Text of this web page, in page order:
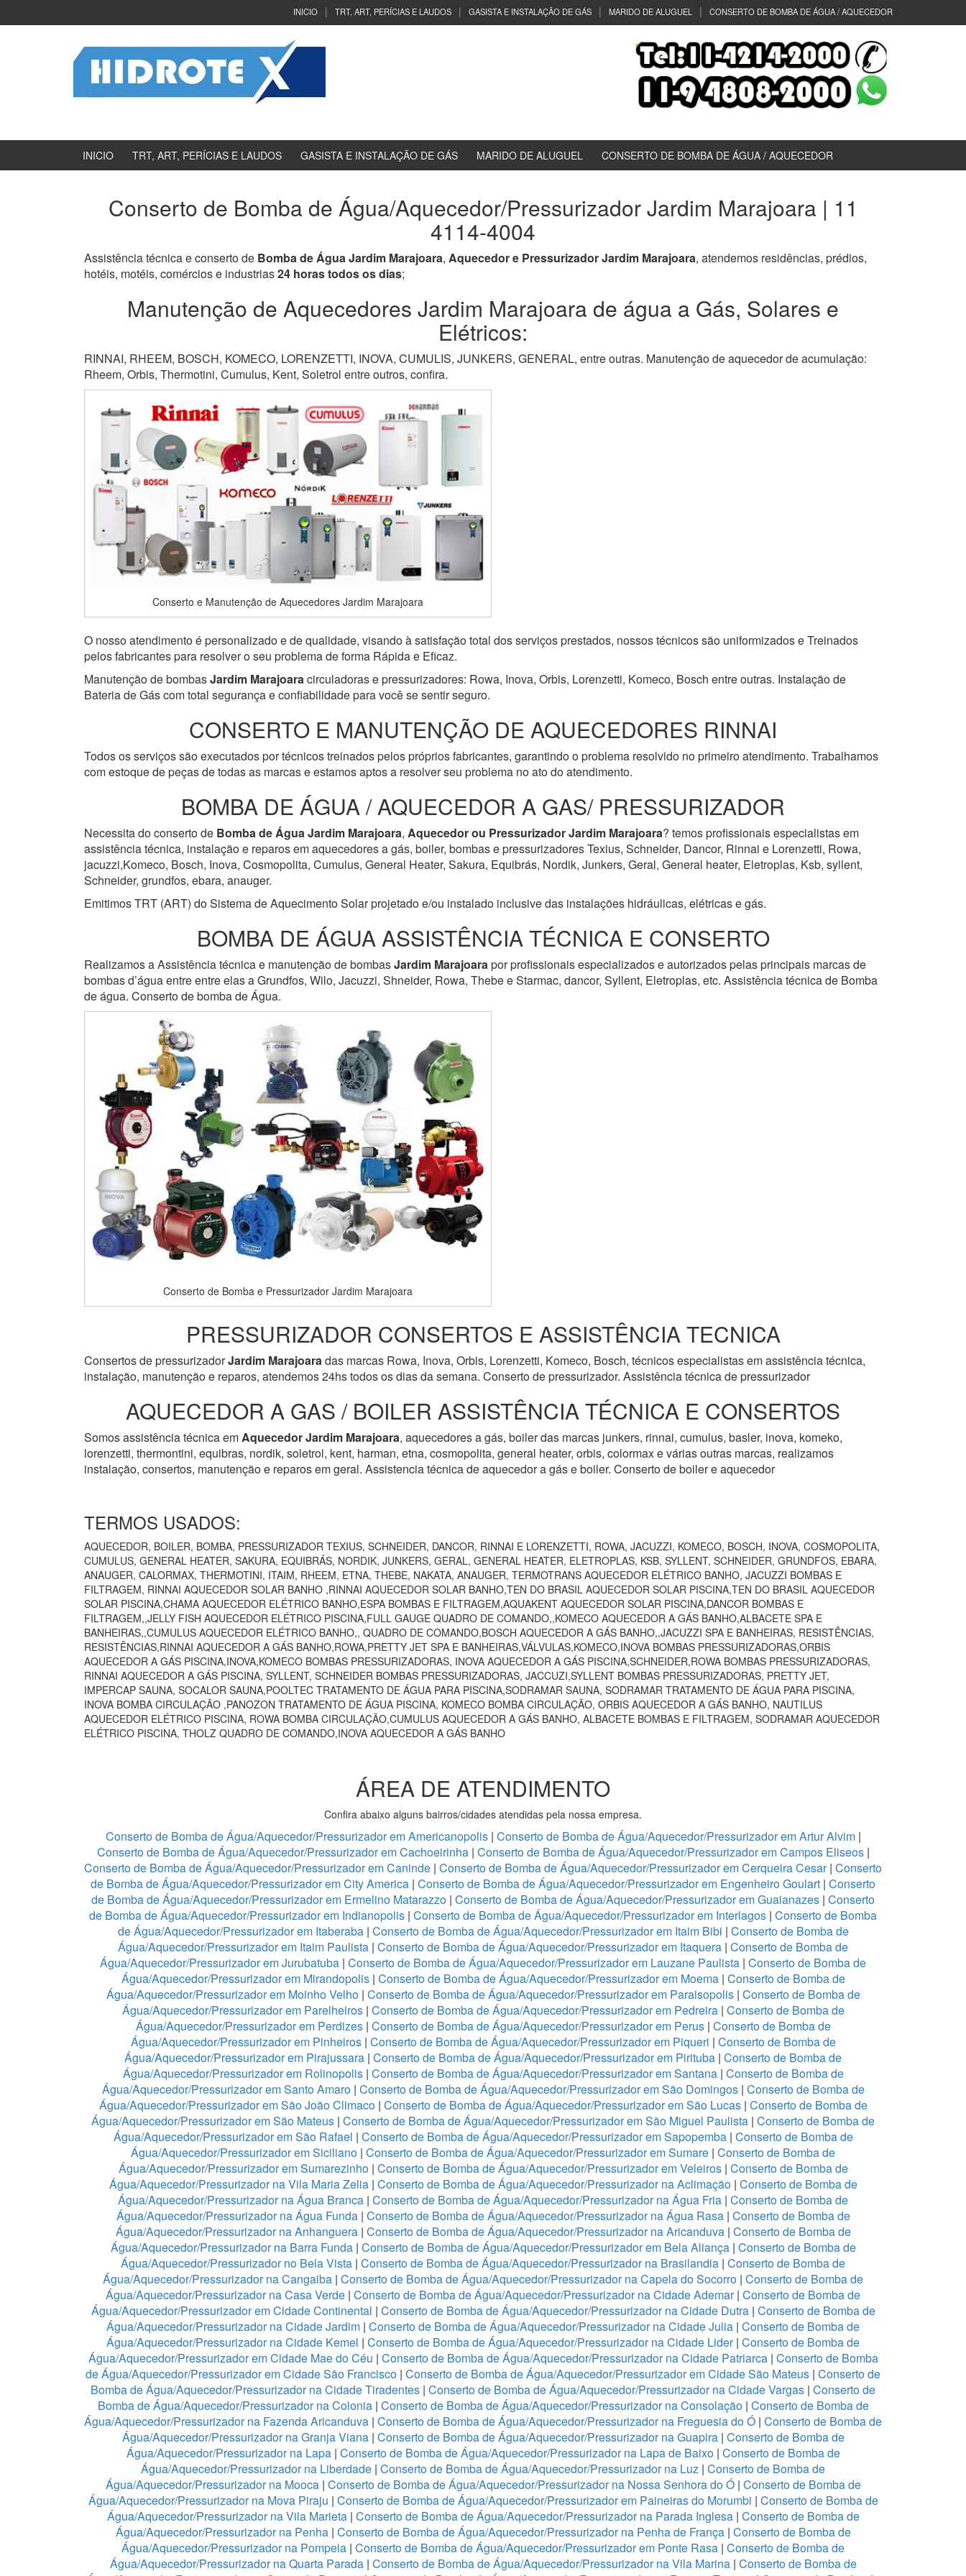
INICIO TRT, ART, PERÍCIAS E LAUDOS GASISTA E INSTALAÇÃO DE GÁS MARIDO DE ALUGUEL CONSERTO DE BOMBA DE ÁGUA / AQUECEDOR
INICIO TRT, ART, PERÍCIAS E LAUDOS GASISTA E INSTALAÇÃO DE GÁS MARIDO DE ALUGUEL CONSERTO DE BOMBA DE ÁGUA / AQUECEDOR
Conserto de Bomba de Água/Aquecedor/Pressurizador Jardim Marajoara | 11
4114-4004
Assistência técnica e conserto de Bomba de Água Jardim Marajoara, Aquecedor e Pressurizador Jardim Marajoara, atendemos residências, prédios,
hotéis, motéis, comércios e industrias24 horas todos os dias;
Manutenção de Aquecedores Jardim Marajoara de água a Gás, Solares e
Elétricos:
RINNAI, RHEEM, BOSCH, KOMECO, LORENZETTI, INOVA, CUMULIS, JUNKERS, GENERAL, entre outras. Manutenção de aquecedor de acumulação:
Rheem, Orbis, Thermotini, Cumulus, Kent, Soletrol entre outros, confira.
Conserto e Manutenção de Aquecedores Jardim Marajoara
O nosso atendimento é personalizado e de qualidade, visando à satisfação total dos serviços prestados, nossos técnicos são uniformizados e Treinados
pelos fabricantes para resolver o seu problema de forma Rápida e Eficaz.
Manutenção de bombasJardim Marajoaracirculadoras e pressurizadores: Rowa, Inova, Orbis, Lorenzetti, Komeco, Bosch entre outras. Instalação de
Bateria de Gás com total segurança e confiabilidade para você se sentir seguro.
CONSERTO E MANUTENÇÃO DE AQUECEDORES RINNAI
Todos os serviços são executados por técnicos treinados pelos próprios fabricantes, garantindo o problema resolvido no primeiro atendimento. Trabalhamos
com estoque de peças de todas as marcas e estamos aptos a resolver seu problema no ato do atendimento.
BOMBA DE ÁGUA / AQUECEDOR A GAS/ PRESSURIZADOR
Necessita do conserto de Bomba de ÁguaJardim Marajoara, Aquecedor ou PressurizadorJardim Marajoara? temos profissionais especialistas em
assistência técnica, instalação e reparos em aquecedores a gás, boiler, bombas e pressurizadores Texius, Schneider, Dancor, Rinnai e Lorenzetti, Rowa,
jacuzzi,Komeco, Bosch, Inova, Cosmopolita, Cumulus, General Heater, Sakura, Equibrás, Nordik, Junkers, Geral, General heater, Eletroplas, Ksb, syllent,
Schneider, grundfos, ebara, anauger.
Emitimos TRT (ART) do Sistema de Aquecimento Solar projetado e/ou instalado inclusive das instalações hidráulicas, elétricas e gás.
BOMBA DE ÁGUA ASSISTÊNCIA TÉCNICA E CONSERTO
Realizamos a Assistência técnica e manutenção de bombasJardim Marajoarapor profissionais especializados e autorizados pelas principais marcas de
bombas d’água entre entre elas a Grundfos, Wilo, Jacuzzi, Shneider, Rowa, Thebe e Starmac, dancor, Syllent, Eletroplas, etc. Assistência técnica de Bomba
de água. Conserto de bomba de Água.
Conserto de Bomba e Pressurizador Jardim Marajoara
PRESSURIZADOR CONSERTOS E ASSISTÊNCIA TECNICA
Consertos de pressurizadorJardim Marajoaradas marcas Rowa, Inova, Orbis, Lorenzetti, Komeco, Bosch, técnicos especialistas em assistência técnica,
instalação, manutenção e reparos, atendemos 24hs todos os dias da semana. Conserto de pressurizador. Assistência técnica de pressurizador
AQUECEDOR A GAS / BOILER ASSISTÊNCIA TÉCNICA E CONSERTOS
Somos assistência técnica emAquecedorJardim Marajoara, aquecedores a gás, boiler das marcas junkers, rinnai, cumulus, basler, inova, komeko,
lorenzetti, thermontini, equibras, nordik, soletrol, kent, harman, etna, cosmopolita, general heater, orbis, colormax e várias outras marcas, realizamos
instalação, consertos, manutenção e reparos em geral. Assistencia técnica de aquecedor a gás e boiler. Conserto de boiler e aquecedor
TERMOS USADOS:
AQUECEDOR, BOILER, BOMBA, PRESSURIZADOR TEXIUS, SCHNEIDER, DANCOR, RINNAI E LORENZETTI, ROWA, JACUZZI, KOMECO, BOSCH, INOVA, COSMOPOLITA,
CUMULUS, GENERAL HEATER, SAKURA, EQUIBRÁS, NORDIK, JUNKERS, GERAL, GENERAL HEATER, ELETROPLAS, KSB, SYLLENT, SCHNEIDER, GRUNDFOS, EBARA,
ANAUGER, CALORMAX, THERMOTINI, ITAIM, RHEEM, ETNA, THEBE, NAKATA, ANAUGER, TERMOTRANS AQUECEDOR ELÉTRICO BANHO, JACUZZI BOMBAS E
FILTRAGEM, RINNAI AQUECEDOR SOLAR BANHO ,RINNAI AQUECEDOR SOLAR BANHO,TEN DO BRASIL AQUECEDOR SOLAR PISCINA,TEN DO BRASIL AQUECEDOR
SOLAR PISCINA,CHAMA AQUECEDOR ELÉTRICO BANHO,ESPA BOMBAS E FILTRAGEM,AQUAKENT AQUECEDOR SOLAR PISCINA,DANCOR BOMBAS E
FILTRAGEM,,JELLY FISH AQUECEDOR ELÉTRICO PISCINA,FULL GAUGE QUADRO DE COMANDO,,KOMECO AQUECEDOR A GÁS BANHO,ALBACETE SPA E
BANHEIRAS,,CUMULUS AQUECEDOR ELÉTRICO BANHO,, QUADRO DE COMANDO,BOSCH AQUECEDOR A GÁS BANHO,,JACUZZI SPA E BANHEIRAS, RESISTÊNCIAS,
RESISTÊNCIAS,RINNAI AQUECEDOR A GÁS BANHO,ROWA,PRETTY JET SPA E BANHEIRAS,VÁLVULAS,KOMECO,INOVA BOMBAS PRESSURIZADORAS,ORBIS
AQUECEDOR A GÁS PISCINA,INOVA,KOMECO BOMBAS PRESSURIZADORAS, INOVA AQUECEDOR A GÁS PISCINA,SCHNEIDER,ROWA BOMBAS PRESSURIZADORAS,
RINNAI AQUECEDOR A GÁS PISCINA, SYLLENT, SCHNEIDER BOMBAS PRESSURIZADORAS, JACCUZI,SYLLENT BOMBAS PRESSURIZADORAS, PRETTY JET,
IMPERCAP SAUNA, SOCALOR SAUNA,POOLTEC TRATAMENTO DE ÁGUA PARA PISCINA,SODRAMAR SAUNA, SODRAMAR TRATAMENTO DE ÁGUA PARA PISCINA,
INOVA BOMBA CIRCULAÇÃO ,PANOZON TRATAMENTO DE ÁGUA PISCINA, KOMECO BOMBA CIRCULAÇÃO, ORBIS AQUECEDOR A GÁS BANHO, NAUTILUS
AQUECEDOR ELÉTRICO PISCINA, ROWA BOMBA CIRCULAÇÃO,CUMULUS AQUECEDOR A GÁS BANHO, ALBACETE BOMBAS E FILTRAGEM, SODRAMAR AQUECEDOR
ELÉTRICO PISCINA, THOLZ QUADRO DE COMANDO,INOVA AQUECEDOR A GÁS BANHO
ÁREA DE ATENDIMENTO
Confira abaixo alguns bairros/cidades atendidas pela nossa empresa.
Conserto de Bomba de Água/Aquecedor/Pressurizador em Americanopolis | Conserto de Bomba de Água/Aquecedor/Pressurizador em Artur Alvim |
Conserto de Bomba de Água/Aquecedor/Pressurizador em Cachoeirinha| Conserto de Bomba de Água/Aquecedor/Pressurizador em Campos Eliseos |
Conserto de Bomba de Água/Aquecedor/Pressurizador em Caninde | Conserto de Bomba de Água/Aquecedor/Pressurizador em Cerqueira Cesar| Conserto
de Bomba de Água/Aquecedor/Pressurizador em City America | Conserto de Bomba de Água/Aquecedor/Pressurizador em Engenheiro Goulart | Conserto
de Bomba de Água/Aquecedor/Pressurizador em Ermelino Matarazzo | Conserto de Bomba de Água/Aquecedor/Pressurizador em Guaianazes | Conserto
de Bomba de Água/Aquecedor/Pressurizador em Indianopolis | Conserto de Bomba de Água/Aquecedor/Pressurizador em Interlagos | Conserto de Bomba
de Água/Aquecedor/Pressurizador em Itaberaba| Conserto de Bomba de Água/Aquecedor/Pressurizador em Itaim Bibi | Conserto de Bomba de
Água/Aquecedor/Pressurizador em Itaim Paulista | Conserto de Bomba de Água/Aquecedor/Pressurizador em Itaquera | Conserto de Bomba de
Água/Aquecedor/Pressurizador em Jurubatuba | Conserto de Bomba de Água/Aquecedor/Pressurizador em Lauzane Paulista | Conserto de Bomba de
Água/Aquecedor/Pressurizador em Mirandopolis| Conserto de Bomba de Água/Aquecedor/Pressurizador em Moema| Conserto de Bomba de
Água/Aquecedor/Pressurizador em Moinho Velho | Conserto de Bomba de Água/Aquecedor/Pressurizador em Paraisopolis| Conserto de Bomba de
Água/Aquecedor/Pressurizador em Parelheiros| Conserto de Bomba de Água/Aquecedor/Pressurizador em Pedreira| Conserto de Bomba de
Água/Aquecedor/Pressurizador em Perdizes| Conserto de Bomba de Água/Aquecedor/Pressurizador em Perus| Conserto de Bomba de
Água/Aquecedor/Pressurizador em Pinheiros| Conserto de Bomba de Água/Aquecedor/Pressurizador em Piqueri | Conserto de Bomba de
Água/Aquecedor/Pressurizador em Pirajussara | Conserto de Bomba de Água/Aquecedor/Pressurizador em Pirituba | Conserto de Bomba de
Água/Aquecedor/Pressurizador em Rolinopolis| Conserto de Bomba de Água/Aquecedor/Pressurizador em Santana| Conserto de Bomba de
Água/Aquecedor/Pressurizador em Santo Amaro| Conserto de Bomba de Água/Aquecedor/Pressurizador em São Domingos| Conserto de Bomba de
Água/Aquecedor/Pressurizador em São João Climaco| Conserto de Bomba de Água/Aquecedor/Pressurizador em São Lucas| Conserto de Bomba de
Água/Aquecedor/Pressurizador em São Mateus | Conserto de Bomba de Água/Aquecedor/Pressurizador em São Miguel Paulista | Conserto de Bomba de
Água/Aquecedor/Pressurizador em São Rafael | Conserto de Bomba de Água/Aquecedor/Pressurizador em Sapopemba | Conserto de Bomba de
Água/Aquecedor/Pressurizador em Siciliano | Conserto de Bomba de Água/Aquecedor/Pressurizador em Sumare | Conserto de Bomba de
Água/Aquecedor/Pressurizador em Sumarezinho| Conserto de Bomba de Água/Aquecedor/Pressurizador em Veleiros| Conserto de Bomba de
Água/Aquecedor/Pressurizador na Vila Maria Zelia| Conserto de Bomba de Água/Aquecedor/Pressurizador na Aclimação| Conserto de Bomba de
Água/Aquecedor/Pressurizador na Água Branca | Conserto de Bomba de Água/Aquecedor/Pressurizador na Água Fria | Conserto de Bomba de
Água/Aquecedor/Pressurizador na Água Funda| Conserto de Bomba de Água/Aquecedor/Pressurizador na Água Rasa | Conserto de Bomba de
Água/Aquecedor/Pressurizador na Anhanguera| Conserto de Bomba de Água/Aquecedor/Pressurizador na Aricanduva| Conserto de Bomba de
Água/Aquecedor/Pressurizador na Barra Funda | Conserto de Bomba de Água/Aquecedor/Pressurizador em Bela Aliança | Conserto de Bomba de
Água/Aquecedor/Pressurizador no Bela Vista | Conserto de Bomba de Água/Aquecedor/Pressurizador na Brasilandia | Conserto de Bomba de
Água/Aquecedor/Pressurizador na Cangaiba | Conserto de Bomba de Água/Aquecedor/Pressurizador na Capela do Socorro | Conserto de Bomba de
Água/Aquecedor/Pressurizador na Casa Verde | Conserto de Bomba de Água/Aquecedor/Pressurizador na Cidade Ademar| Conserto de Bomba de
Água/Aquecedor/Pressurizador em Cidade Continental | Conserto de Bomba de Água/Aquecedor/Pressurizador na Cidade Dutra | Conserto de Bomba de
Água/Aquecedor/Pressurizador na Cidade Jardim | Conserto de Bomba de Água/Aquecedor/Pressurizador na Cidade Julia | Conserto de Bomba de
Água/Aquecedor/Pressurizador na Cidade Kemel | Conserto de Bomba de Água/Aquecedor/Pressurizador na Cidade Lider| Conserto de Bomba de
Água/Aquecedor/Pressurizador em Cidade Mae do Céu | Conserto de Bomba de Água/Aquecedor/Pressurizador na Cidade Patriarca| Conserto de Bomba
de Água/Aquecedor/Pressurizador em Cidade São Francisco | Conserto de Bomba de Água/Aquecedor/Pressurizador em Cidade São Mateus | Conserto de
Bomba de Água/Aquecedor/Pressurizador na Cidade Tiradentes | Conserto de Bomba de Água/Aquecedor/Pressurizador na Cidade Vargas | Conserto de
Bomba de Água/Aquecedor/Pressurizador na Colonia| Conserto de Bomba de Água/Aquecedor/Pressurizador na Consolação | Conserto de Bomba de
Água/Aquecedor/Pressurizador na Fazenda Aricanduva | Conserto de Bomba de Água/Aquecedor/Pressurizador na Freguesia do Ó | Conserto de Bomba de
Água/Aquecedor/Pressurizador na Granja Viana| Conserto de Bomba de Água/Aquecedor/Pressurizador na Guapira| Conserto de Bomba de
Água/Aquecedor/Pressurizador na Lapa| Conserto de Bomba de Água/Aquecedor/Pressurizador na Lapa de Baixo | Conserto de Bomba de
Água/Aquecedor/Pressurizador na Liberdade | Conserto de Bomba de Água/Aquecedor/Pressurizador na Luz | Conserto de Bomba de
Água/Aquecedor/Pressurizador na Mooca| Conserto de Bomba de Água/Aquecedor/Pressurizador na Nossa Senhora do Ó| Conserto de Bomba de
Água/Aquecedor/Pressurizador na Mova Piraju | Conserto de Bomba de Água/Aquecedor/Pressurizador em Paineiras do Morumbi | Conserto de Bomba de
Água/Aquecedor/Pressurizador na Vila Marieta| Conserto de Bomba de Água/Aquecedor/Pressurizador na Parada Inglesa | Conserto de Bomba de
Água/Aquecedor/Pressurizador na Penha| Conserto de Bomba de Água/Aquecedor/Pressurizador na Penha de França | Conserto de Bomba de
Água/Aquecedor/Pressurizador na Pompeia | Conserto de Bomba de Água/Aquecedor/Pressurizador em Ponte Rasa | Conserto de Bomba de
Água/Aquecedor/Pressurizador na Quarta Parada| Conserto de Bomba de Água/Aquecedor/Pressurizador na Vila Marina| Conserto de Bomba de